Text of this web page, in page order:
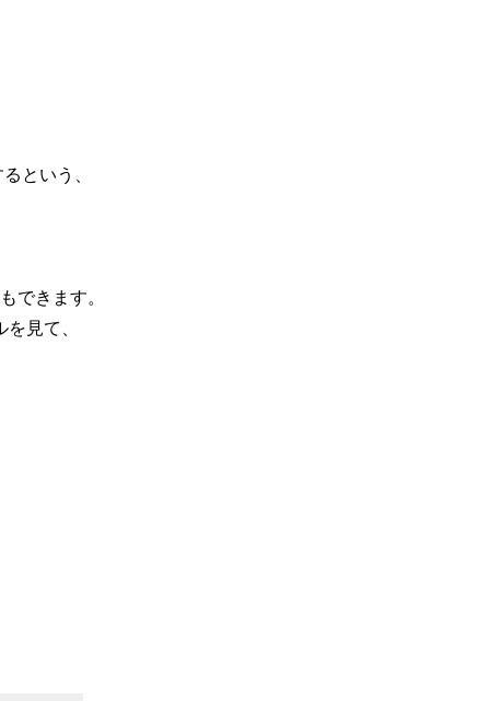
という、
できます。
見て、